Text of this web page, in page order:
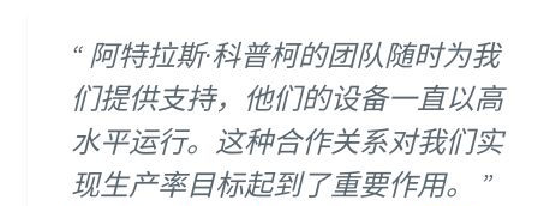
阿特拉斯·科普柯的团队随时为我
们提供支持，他们的设备一直以高
水平运行。这种合作关系对我们实
现生产率目标起到了重要作用。